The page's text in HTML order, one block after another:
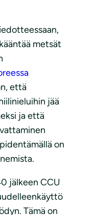
metsät
että
jää
ja että
on
jälkeen CCU
Tämä on